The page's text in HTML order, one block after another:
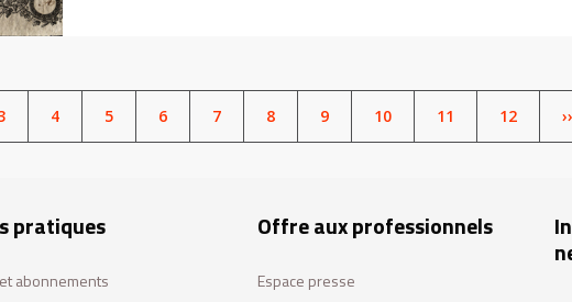
PAGE
4 PAGE
5 PAGE
6 PAGE
7 PAGE
8 PAGE
9 PAGE
10 PAGE
11 PAGE
12 ››
pratiques
abonnements
Offre aux professionnels
Espace presse